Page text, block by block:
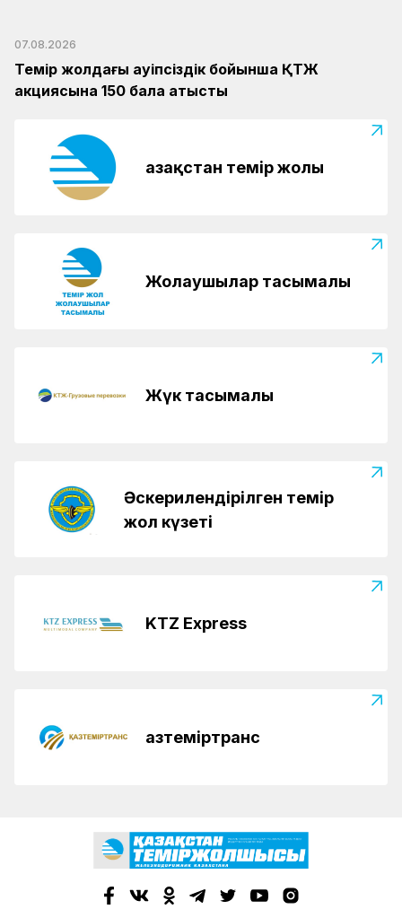
07.08.2026
Темір жолдағы қауіпсіздік бойынша ҚТЖ
акциясына 150 бала қатысты
Қазақстан темір жолы
Жолаушылар тасымалы
Жүк тасымалы
Әскерилендірілген темір
жол күзеті
KTZ Express
Қазтеміртранс